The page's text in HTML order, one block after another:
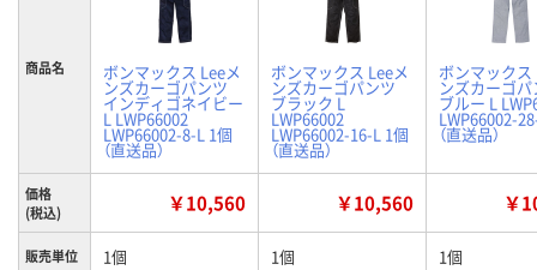
商品名 ボンマックス Leeメ
ンズカーゴパンツ
インディゴネイビー
L LWP66002
LWP66002-8-L 1個
（直送品）
ボンマックス Leeメ
ンズカーゴパンツ
ブラック L
LWP66002
LWP66002-16-L 1個
（直送品）
ボンマックス
ンズカーゴパ
ブルー L
LWP66002-
（直送品）
価格
(税込)
￥10,560 ￥10,560 ￥
販売単位 1個 1個 1個